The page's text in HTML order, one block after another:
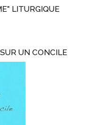
LITURGIQUE
UN CONCILE